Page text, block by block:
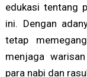
edukasi tentang
ini. Dengan
tetap
menjaga
para nabi dan